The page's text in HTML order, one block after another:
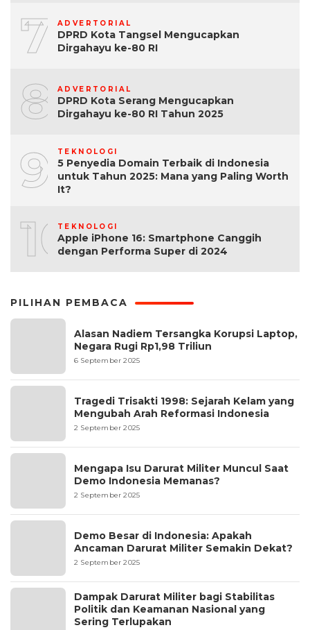
7 ADVERTORIAL
DPRD Kota Tangsel Mengucapkan
Dirgahayu ke-80 RI
8 ADVERTORIAL
DPRD Kota Serang Mengucapkan
Dirgahayu ke-80 RI Tahun 2025
9 TEKNOLOGI
5 Penyedia Domain Terbaik di Indonesia
untuk Tahun 2025: Mana yang Paling Worth
It?
10TEKNOLOGI
Apple iPhone 16: Smartphone Canggih
dengan Performa Super di 2024
PILIHAN PEMBACA
Alasan Nadiem Tersangka Korupsi Laptop,
Negara Rugi Rp1,98 Triliun
6 September 2025
Tragedi Trisakti 1998: Sejarah Kelam yang
Mengubah Arah Reformasi Indonesia
2 September 2025
Mengapa Isu Darurat Militer Muncul Saat
Demo Indonesia Memanas?
2 September 2025
Demo Besar di Indonesia: Apakah
Ancaman Darurat Militer Semakin Dekat?
2 September 2025
Dampak Darurat Militer bagi Stabilitas
Politik dan Keamanan Nasional yang
Sering Terlupakan